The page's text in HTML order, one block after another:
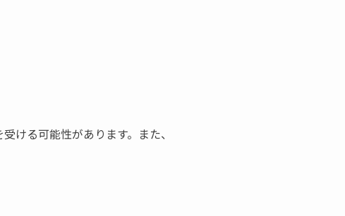
ける可能性があります。また、